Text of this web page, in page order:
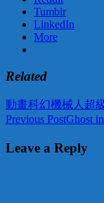
Tumblr
LinkedIn
More
Related
動畫科幻機械人 超
Post
navigation
Previous PostGhost
Leave a Reply